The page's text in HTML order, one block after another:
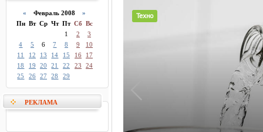
« Февраль 2008»
Пн Вт Ср Чт Пт Сб Вс
1
2
3
4
5 6 7 8 9
10
11
12 13 14 15 16
17
18
19 20 21 22 23
24
25
26 27 28 29
РЕКЛАМА